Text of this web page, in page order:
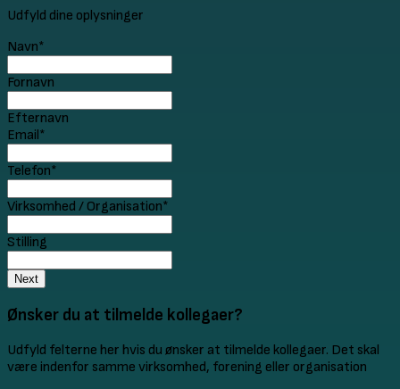
Udfyld dine oplysninger
Navn*
Fornavn
Efternavn
Email*
Telefon*
Virksomhed / Organisation*
Stilling
Next
Ønsker du at tilmelde kollegaer?
Udfyld felterne her hvis du ønsker at tilmelde kollegaer. Det skal
være indenfor samme virksomhed, forening eller organisation